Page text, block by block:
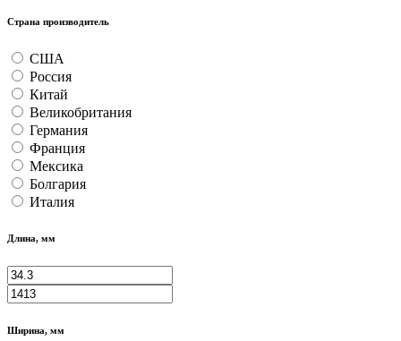
Страна производитель
США
Россия
Китай
Великобритания
Германия
Франция
Мексика
Болгария
Италия
Длина, мм
Ширина, мм